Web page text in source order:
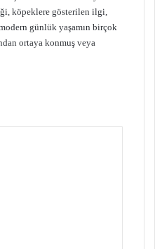
köpeklere gösterilen ilgi,
günlük yaşamın birçok
ortaya konmuş veya